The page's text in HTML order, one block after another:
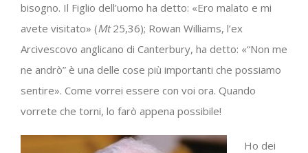
bisogno. Il Figlio dell’uomo ha detto: «Ero malato e mi
avete visitato» (Mt25,36); Rowan Williams, l’ex
Arcivescovo anglicano di Canterbury, ha detto: «“Non me
ne andrò” è una delle cose più importanti che possiamo
sentire». Come vorrei essere con voi ora. Quando
vorrete che torni, lo farò appena possibile!
Ho dei